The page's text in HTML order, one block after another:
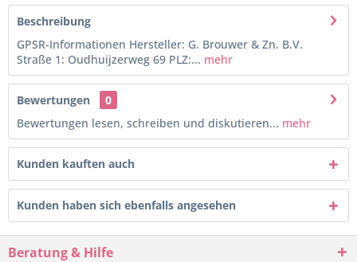
Beschreibung
GPSR-Informationen Hersteller: G. Brouwer & Zn. B.V.
Straße 1: Oudhuijzerweg 69 PLZ:... mehr
Bewertungen
0
Bewertungen lesen, schreiben und diskutieren... mehr
Kunden kauften auch
Kunden haben sich ebenfalls angesehen
Beratung & Hilfe